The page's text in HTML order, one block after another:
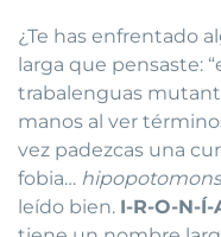
¿Te has enfrentado
larga que pensaste:
trabalenguas
manos al ver
vez padezcas una
fobia…
leído bien. I-R-O-N-Í-